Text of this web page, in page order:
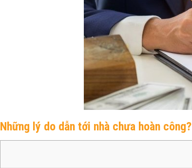
Những lý do dẫn tới nhà chưa hoàn công?